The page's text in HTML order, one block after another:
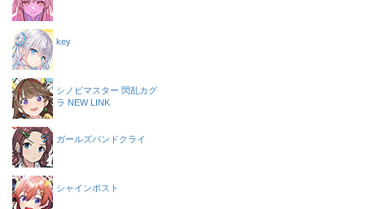
key
シノビマスター 閃乱カグ
ラ NEW LINK
ガールズバンドクライ
シャインポスト